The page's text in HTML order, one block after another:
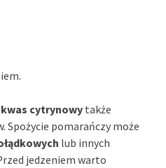
kwas cytrynowy także
Spożycie pomarańczy może
lub innych
jedzeniem warto